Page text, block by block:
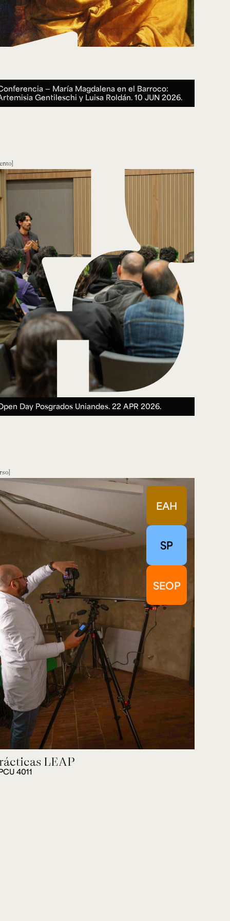
— María Magdalena en el Barroco:
Gentileschi y Luisa Roldán.10 JUN 2026.
Day Posgrados Uniandes.22 APR 2026.
EAH
SP
SEOP
LEAP
4011